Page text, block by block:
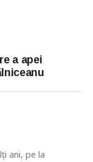
a apei
ani, pe la